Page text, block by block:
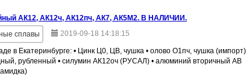
АК12, АК12ч, АК12пч, АК7, АК5М2. В НАЛИЧИИ.
сплавы
2019-09-18 14:18:15
в Екатеринбурге: • Цинк Ц0, ЦВ, чушка • олово О1пч, чушка (импорт)
рубленный • силумин АК12оч (РУСАЛ) • алюминий вторичный АВ